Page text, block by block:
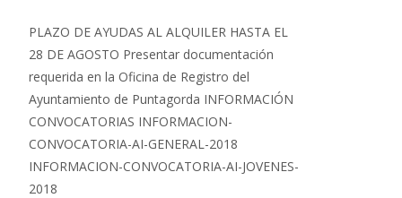
PLAZO DE AYUDAS AL ALQUILER HASTA EL
28 DE AGOSTO Presentar documentación
requerida en la Oficina de Registro del
Ayuntamiento de Puntagorda INFORMACIÓN
CONVOCATORIAS INFORMACION-
CONVOCATORIA-AI-GENERAL-2018
INFORMACION-CONVOCATORIA-AI-JOVENES-
2018